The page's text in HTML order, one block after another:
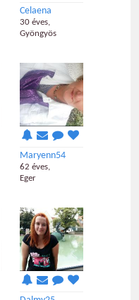
Celaena
30 éves,
Gyöngyös
Maryenn54
62 éves,
Eger